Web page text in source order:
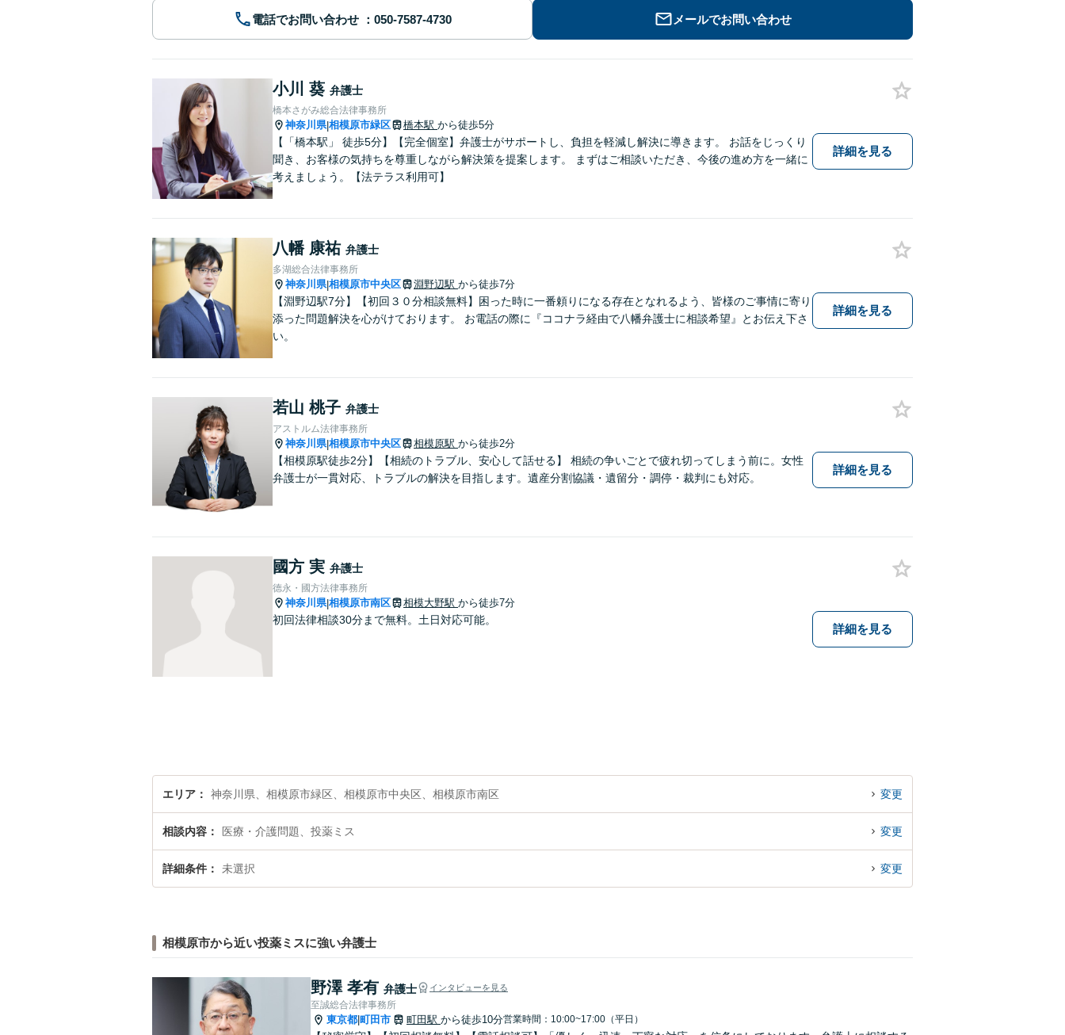
電話でお問い合わせ メールでお問い合わせ
小川 葵 弁護士
橋本さがみ総合法律事務所
神奈川県|相模原市緑区 橋本駅 から徒歩5分
【「橋本駅」 徒歩5分】【完全個室】弁護士がサポートし、負担を軽減し解決に導きます。 お話をじっくり
聞き、お客様の気持ちを尊重しながら解決策を提案します。 まずはご相談いただき、今後の進め方を一緒に
考えましょう。【法テラス利用可】
詳細を見る
八幡 康祐 弁護士
多湖総合法律事務所
神奈川県|相模原市中央区 淵野辺駅 から徒歩7分
【淵野辺駅7分】【初回３０分相談無料】困った時に一番頼りになる存在となれるよう、皆様のご事情に寄り
添った問題解決を心がけております。 お電話の際に『ココナラ経由で八幡弁護士に相談希望』とお伝え下さ
い。
詳細を見る
若山 桃子 弁護士
アストルム法律事務所
神奈川県|相模原市中央区 相模原駅 から徒歩2分
【相模原駅徒歩2分】【相続のトラブル、安心して話せる】 相続の争いごとで疲れ切ってしまう前に。女性
弁護士が一貫対応、トラブルの解決を目指します。遺産分割協議・遺留分・調停・裁判にも対応。
詳細を見る
國方 実 弁護士
德永・國方法律事務所
神奈川県|相模原市南区 相模大野駅 から徒歩7分
初回法律相談30分まで無料。土日対応可能。
詳細を見る
エリア 神奈川県、相模原市緑区、相模原市中央区、相模原市南区 変更
相談内容 医療・介護問題、投薬ミス 変更
詳細条件 未選択 変更
相模原市から近い投薬ミスに強い弁護士
野澤 孝有 弁護士 インタビューを見る
至誠総合法律事務所
東京都 町田市 町田駅 から徒歩10分営業時間：10:00~17:00（平日）